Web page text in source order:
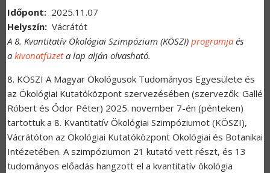
Időpont
2025.11.07
Helyszín Vácrátót
A 8. Kvantitatív Ökológiai Szimpózium (KÖSZI) programja és
a kivonatfüzeta lap alján olvasható.
8. KÖSZI A Magyar Ökológusok Tudományos Egyesülete és
az Ökológiai Kutatóközpont szervezésében (szervezők: Gallé
Róbert és Ódor Péter) 2025. november 7-én (pénteken)
tartottuk a 8. Kvantitatív Ökológiai Szimpóziumot (KÖSZI),
Vácrátóton az Ökológiai Kutatóközpont Ökológiai és Botanikai
Intézetében. A szimpóziumon 21 kutató vett részt, és 13
tudományos előadás hangzott el a kvantitatív ökológia